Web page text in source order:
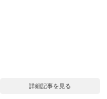
詳細記事を見る